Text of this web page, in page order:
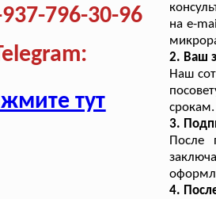
796-30-96
тут
на e-
2. Ваш
Наш
срокам.
3.
После
4.